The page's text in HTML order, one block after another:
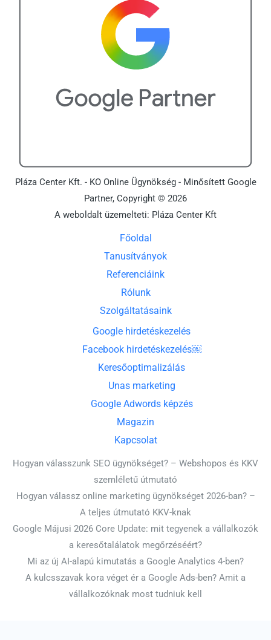
Pláza Center Kft. - KO Online Ügynökség - Minősített Google
Partner, Copyright © 2026
A weboldalt üzemelteti: Pláza Center Kft
Főoldal
Tanusítványok
Referenciáink
Rólunk
Szolgáltatásaink
Google hirdetéskezelés
Facebook hirdetéskezelés￼
Keresőoptimalizálás
Unas marketing
Google Adwords képzés
Magazin
Kapcsolat
Hogyan válasszunk SEO ügynökséget? – Webshopos és KKV
szemléletű útmutató
Hogyan válassz online marketing ügynökséget 2026-ban? –
A teljes útmutató KKV-knak
Google Májusi 2026 Core Update: mit tegyenek a vállalkozók
a keresőtalálatok megőrzéséért?
Mi az új AI-alapú kimutatás a Google Analytics 4-ben?
A kulcsszavak kora véget ér a Google Ads-ben? Amit a
vállalkozóknak most tudniuk kell